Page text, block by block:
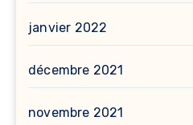
janvier 2022
décembre 2021
novembre 2021